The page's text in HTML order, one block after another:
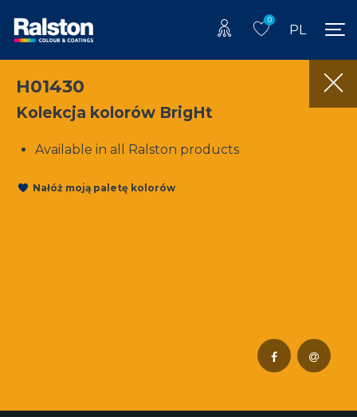
0
PL
H01430
Kolekcja kolorów BrigHt
Available in all Ralston products
Nałóż moją paletę kolorów